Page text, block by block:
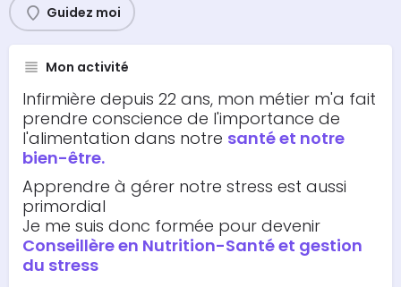
Guidez moi
Mon activité
Infirmière depuis 22 ans, mon métier m'a fait
prendre conscience de l'importance de
l'alimentation dans notre santé et notre
bien-être.
Apprendre à gérer notre stress est aussi
primordial
Je me suis donc formée pour devenir
Conseillère en Nutrition-Santé et gestion
du stress